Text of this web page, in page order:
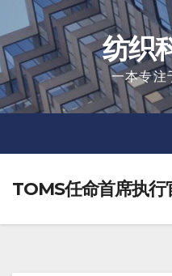
to
content
纺织
一本专注
TOMS任命首席执行